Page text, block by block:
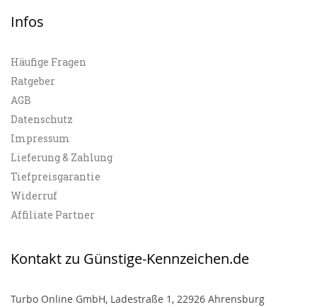
Infos
Häufige Fragen
Ratgeber
AGB
Datenschutz
Impressum
Lieferung & Zahlung
Tiefpreisgarantie
Widerruf
Affiliate Partner
Kontakt zu Günstige-Kennzeichen.de
Turbo Online GmbH, Ladestraße 1, 22926 Ahrensburg